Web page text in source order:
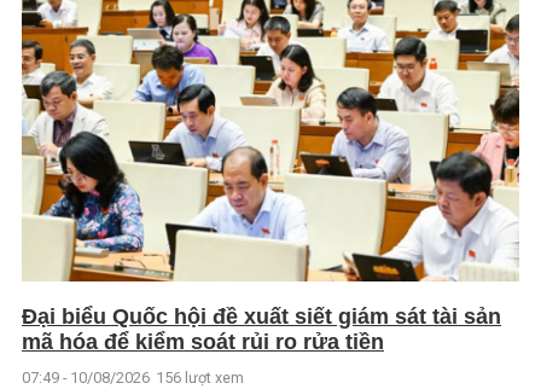
Đại biểu Quốc hội đề xuất siết giám sát tài sản
mã hóa để kiểm soát rủi ro rửa tiền
07:49 - 10/08/2026 156 lượt xem